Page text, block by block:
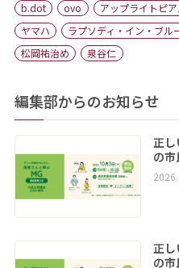
b.dot ovo アップライトピ
ヤマハ
ラプソディ・イン・ブル
松岡祐治め
泉谷仁
編集部からのお知らせ
正
の
正
の